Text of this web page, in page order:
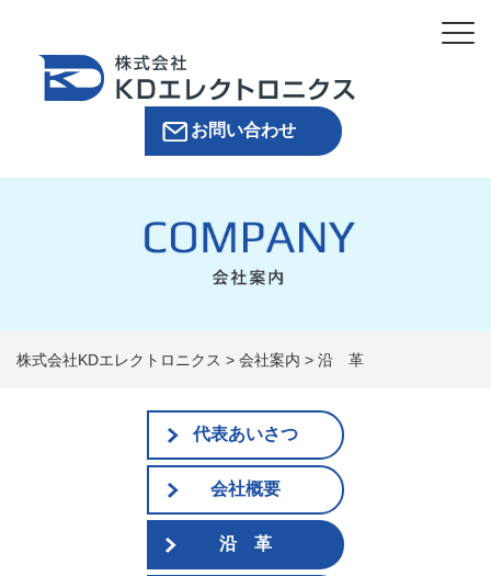
お問い合わせ
株式会社KDエレクトロニクス > 会社案内 > 沿 革
代表あいさつ
会社概要
沿 革